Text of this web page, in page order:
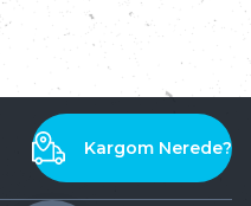
Kargom Nerede?